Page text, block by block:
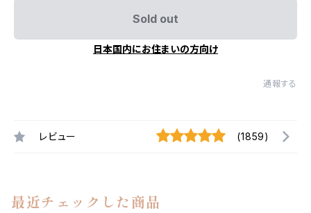
Sold out
日本国内にお住まいの方向け
通報する
レビュー (1859)
最近チェックした商品